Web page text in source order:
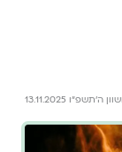
13.11.2025